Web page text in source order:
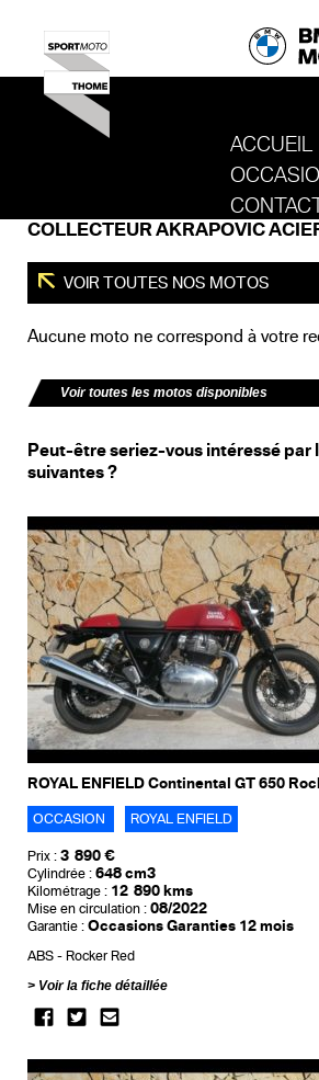
ACCUEIL
REVENIR
COLLECTEUR AKRAPOVIC
VOIR TOUTES NOS MOTOS
Aucune moto ne correspond à votre
Voir toutes les motos disponibles
Peut-être seriez-vous intéressé par
suivantes ?
ROYAL ENFIELD Continental GT 650
OCCASION ROYAL ENFIELD
Prix : 3 890 €
Cylindrée : 648 cm3
Kilométrage : 12 890 kms
Mise en circulation : 08/2022
Garantie : Occasions Garanties 12 mois
ABS
Rocker Red
Voir la fiche détaillée